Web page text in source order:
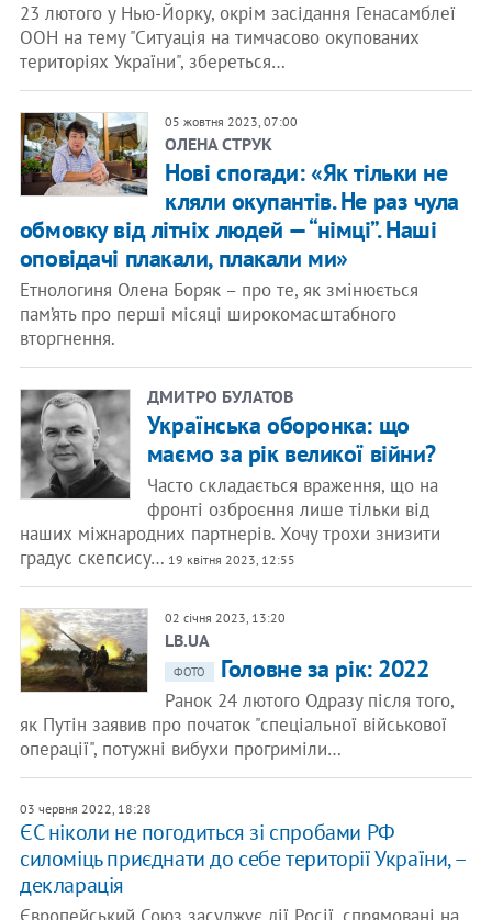
23 лютого у Нью-Йорку, окрім засідання Генасамблеї
ООН на тему "Ситуація на тимчасово окупованих
територіях України", збереться…
05 жовтня 2023, 07:00
ОЛЕНА СТРУК
Нові спогади: «Як тільки не
кляли окупантів. Не раз чула
обмовку від літніх людей — “німці”. Наші
оповідачі плакали, плакали ми»
Етнологиня Олена Боряк – про те, як змінюється
пам’ять про перші місяці широкомасштабного
вторгнення.
ДМИТРО БУЛАТОВ
Українська оборонка: що
маємо за рік великої війни?
Часто складається враження, що на
фронті озброєння лише тільки від
наших міжнародних партнерів. Хочу трохи знизити
градус скепсису… 19 квітня 2023, 12:55
02 січня 2023, 13:20
LB.UA
ФОТО Головне за рік: 2022
Ранок 24 лютого Одразу після того,
як Путін заявив про початок "спеціальної військової
операції", потужні вибухи прогриміли…
03 червня 2022, 18:28
ЄС ніколи не погодиться зі спробами РФ
силоміць приєднати до себе території України, –
декларація